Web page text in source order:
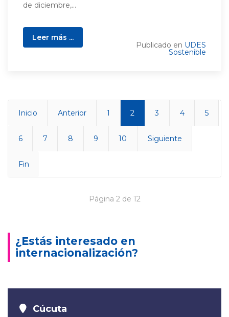
de diciembre,...
Leer más ...
Publicado en UDES
Sostenible
Inicio Anterior 1 2 3 4 5
6 7 8 9 10 Siguiente
Fin
Página 2 de 12
¿Estás interesado en
internacionalización?
Cúcuta